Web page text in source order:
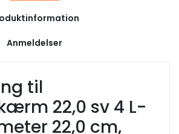
Anmeldelser
til
22,0 sv 4 L-
22,0 cm,